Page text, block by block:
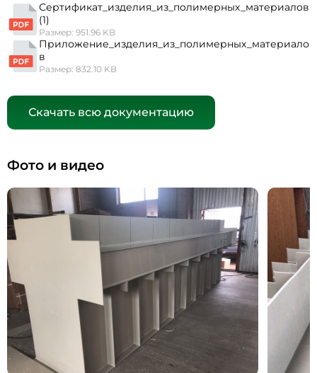
Сертификат_изделия_из_полимерных_материалов
(1)
Размер: 951.96 KB
Приложение_изделия_из_полимерных_материало
в
Размер: 832.10 KB
Скачать всю документацию
Фото и видео